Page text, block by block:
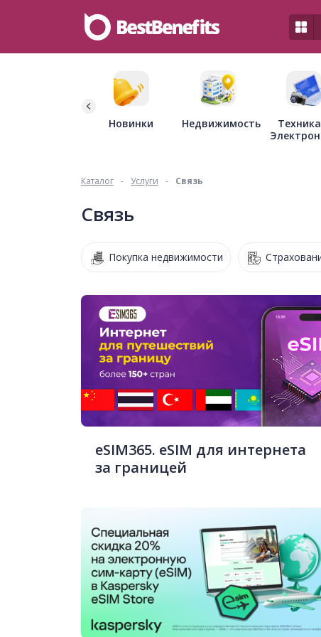
Новинки Недвижимость
Каталог - Услуги - Связь
Связь
Покупка недвижимости
eSIM365. eSIM для интернета
за границей